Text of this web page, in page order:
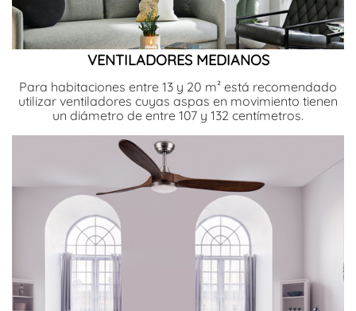
VENTILADORES MEDIANOS
Para habitaciones entre 13 y 20 m² está recomendado
utilizar ventiladores cuyas aspas en movimiento tienen
un diámetro de entre 107 y 132 centímetros.